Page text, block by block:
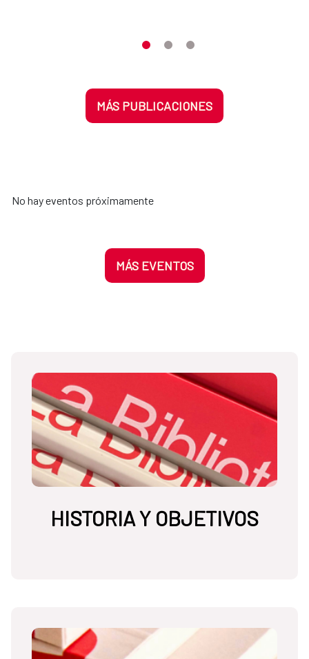
Moves the carousel to its element
Moves the carousel to its
Moves the carousel to its
MÁS PUBLICACIONES
No hay eventos próximamente
MÁS EVENTOS
HISTORIA Y OBJETIVOS